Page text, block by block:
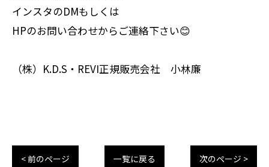
インスタのDMもしくは
HPのお問い合わせからご連絡下さい😊
（株）K.D.S・REVI正規販売会社 小林廉
< 前のページ 一覧に戻る 次のページ >